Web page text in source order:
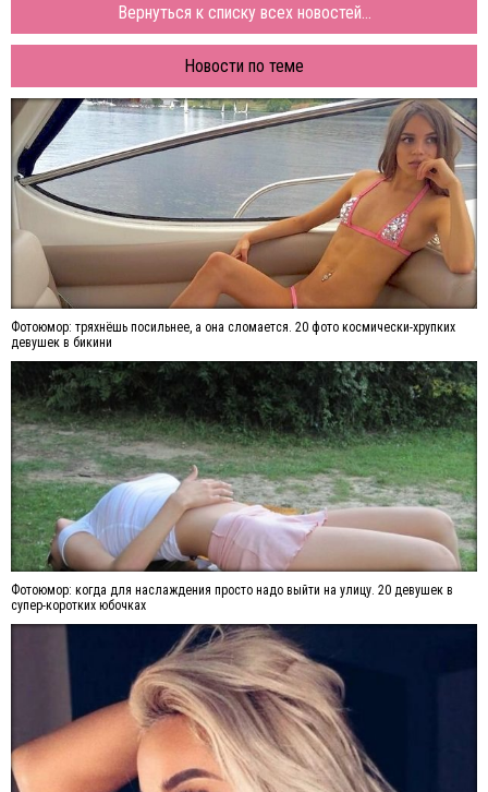
Вернуться к списку всех новостей...
Новости по теме
Фотоюмор: тряхнёшь посильнее, а она сломается. 20 фото космически-хрупких
девушек в бикини
Фотоюмор: когда для наслаждения просто надо выйти на улицу. 20 девушек в
супер-коротких юбочках